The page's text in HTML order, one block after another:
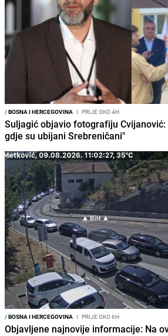
/BOSNA I HERCEGOVINA I PRIJE OKO 4H
Suljagić objavio fotografiju
gdje su ubijani Srebreničani"
/BOSNA I HERCEGOVINA I PRIJE OKO 6H
Objavljene najnovije informacije: Na